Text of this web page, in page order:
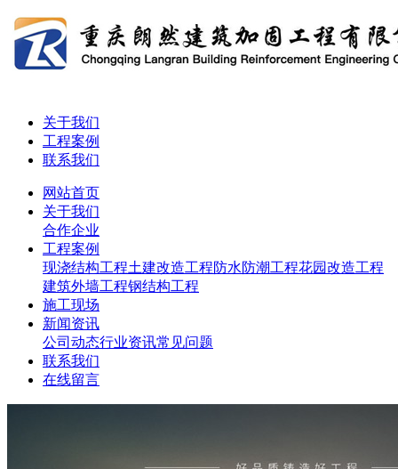
关于我们
工程案例
联系我们
网站首页
关于我们
合作企业
工程案例
现浇结构工程土建改造工程防水防潮工程花园改造工程
建筑外墙工程钢结构工程
施工现场
新闻资讯
公司动态行业资讯常见问题
联系我们
在线留言